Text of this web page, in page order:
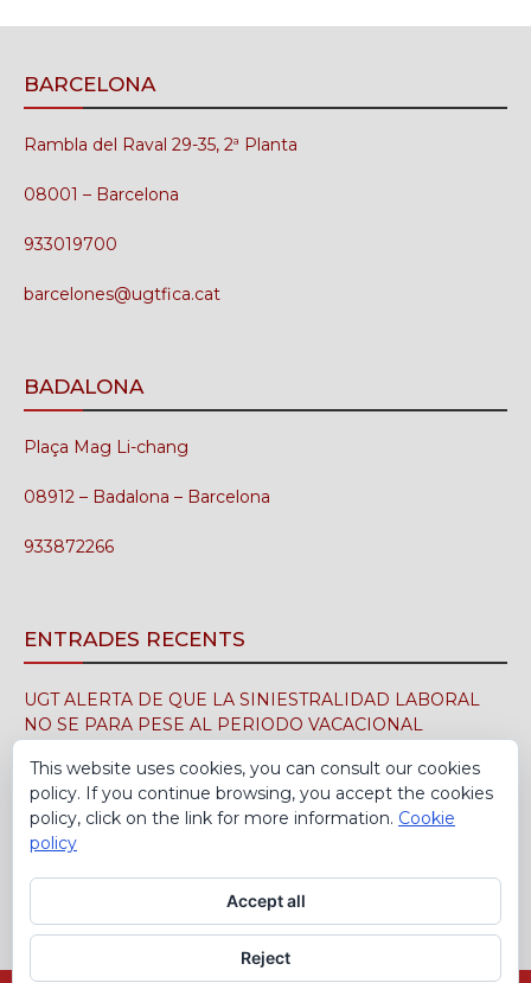
BARCELONA
Rambla del Raval 29-35, 2ª Planta
08001 – Barcelona
933019700
barcelones@ugtfica.cat
BADALONA
Plaça Mag Li-chang
08912 – Badalona – Barcelona
933872266
ENTRADES RECENTS
UGT ALERTA DE QUE LA SINIESTRALIDAD LABORAL
NO SE PARA PESE AL PERIODO VACACIONAL
UGT FICA FIRMA EN EL SIMA EL CONVENIO
COLECTIVO DE LA INDUSTRIA DEL CALZADO PARA EL
PERÍODO 2026-2029
30 de juliol de 2026
This website uses cookies, you can consult our cookies
policy. If you continue browsing, you accept the cookies
policy, click on the link for more information. Cookie
policy
Accept all
Reject